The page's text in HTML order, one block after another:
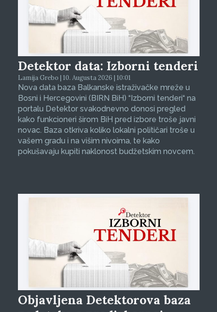
Detektor data: Izborni tenderi
Lamija Grebo | 10. Augusta 2026 | 10:01
Nova data baza Balkanske istraživačke mreže u
Bosni i Hercegovini (BIRN BiH) “Izborni tenderi“ na
portalu Detektor svakodnevno donosi pregled
kako funkcioneri širom BiH pred izbore troše javni
novac. Baza otkriva koliko lokalni političari troše u
vašem gradu i na višim nivoima, te kako
pokušavaju kupiti naklonost budžetskim novcem.
Objavljena Detektorova baza